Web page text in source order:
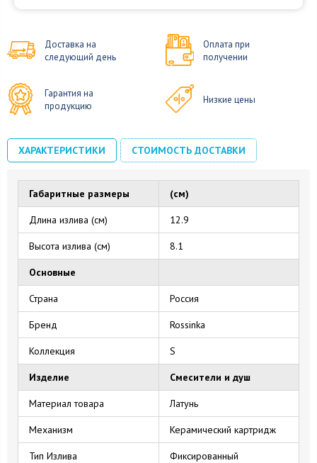
Доставка на
следующий день
Оплата при
получении
Гарантия на
продукцию
Низкие цены
ХАРАКТЕРИСТИКИ СТОИМОСТЬ ДОСТАВКИ
Габаритные размеры (см)
Длина излива (см) 12.9
Высота излива (см) 8.1
Основные
Страна Россия
Бренд Rossinka
Коллекция S
Изделие Смесители и душ
Материал товара Латунь
Механизм Керамический картридж
Тип Излива Фиксированный